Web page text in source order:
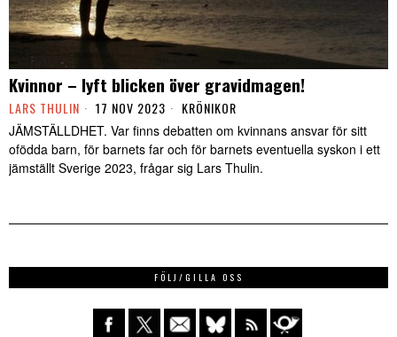
Kvinnor – lyft blicken över gravidmagen!
LARS THULIN 17 NOV 2023 KRÖNIKOR
JÄMSTÄLLDHET. Var finns debatten om kvinnans ansvar för sitt
ofödda barn, för barnets far och för barnets eventuella syskon i ett
jämställt Sverige 2023, frågar sig Lars Thulin.
FÖLJ/GILLA OSS